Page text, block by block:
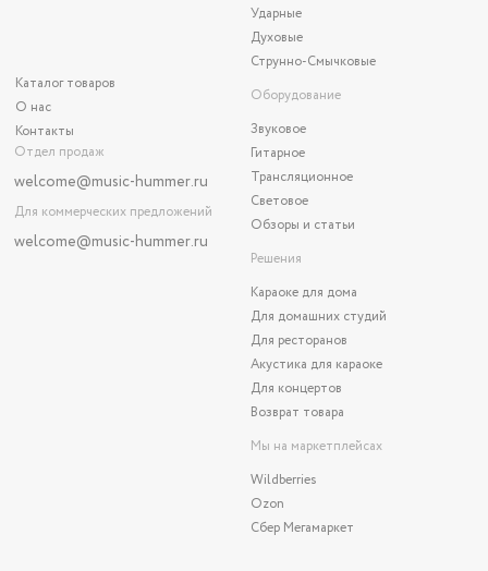
Каталог товаров
О нас
Контакты
Отдел продаж
welcome@music-hummer.ru
Для коммерческих предложений
welcome@music-hummer.ru
Ударные
Духовые
Струнно-Смычковые
Оборудование
Звуковое
Гитарное
Трансляционное
Световое
Обзоры и статьи
Решения
Караоке для дома
Для домашних студий
Для ресторанов
Акустика для караоке
Для концертов
Возврат товара
Мы на маркетплейсах
Wildberries
Ozon
Сбер Мегамаркет